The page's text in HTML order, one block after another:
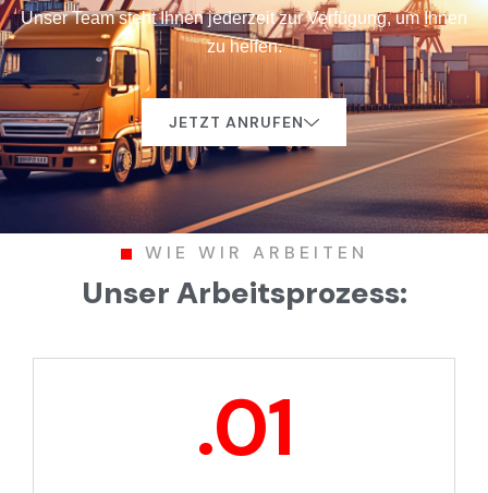
Unser Team steht Ihnen jederzeit zur Verfügung, um Ihnen
zu helfen.
JETZT ANRUFEN
WIE WIR ARBEITEN
Unser Arbeitsprozess: